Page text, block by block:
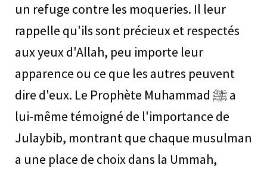
un refuge contre les moqueries. Il leur
rappelle qu'ils sont précieux et respectés
aux yeux d'Allah, peu importe leur
apparence ou ce que les autres peuvent
dire d'eux. Le Prophète Muhammad ﷺ a
lui-même témoigné de l'importance de
Julaybib, montrant que chaque musulman
a une place de choix dans la Ummah,